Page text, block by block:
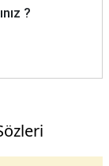
?